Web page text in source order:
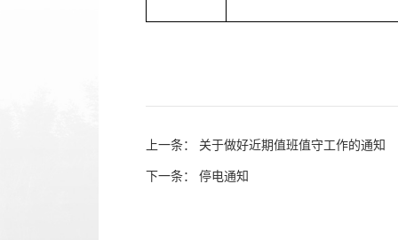
上一条： 关于做好近期值班值守工作的通知
下一条： 停电通知